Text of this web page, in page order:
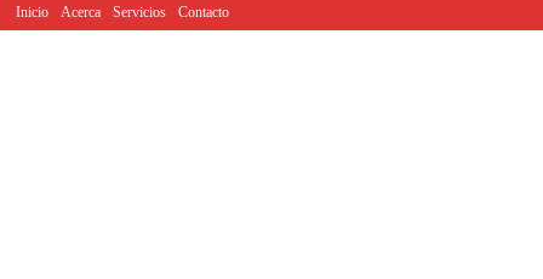
Inicio
Acerca Servicios Contacto